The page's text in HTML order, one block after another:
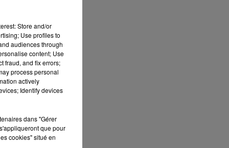
Store and/or
Use profiles to
audiences through
content; Use
fraud, and fix errors;
process personal
actively
Identify devices
dans "Gérer
que pour
cookies" situé en